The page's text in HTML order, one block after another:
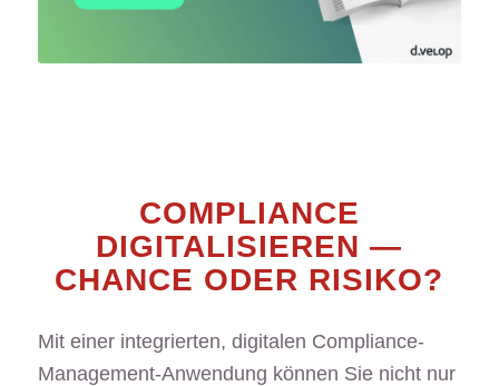
COMPLIANCE
DIGITALISIEREN —
CHANCE ODER RISIKO?
Mit einer integrierten, digitalen Compliance-
Management-Anwendung können Sie nicht nur